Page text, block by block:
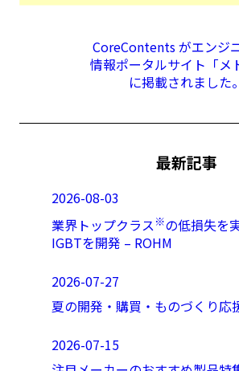
CoreContents がエンジ
情報ポータルサイト「メ
に掲載されました。
最新記事
2026-08-03
業界トップクラス ※の低損失を
IGBTを開発 – ROHM
2026-07-27
夏の開発・購買・ものづくり応
2026-07-15